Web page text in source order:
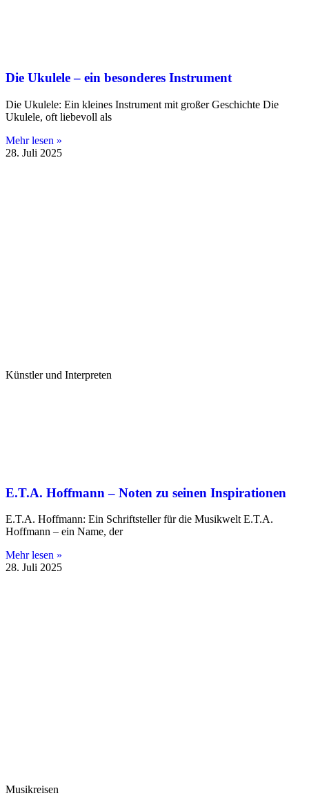
Die Ukulele – ein besonderes Instrument
Die Ukulele: Ein kleines Instrument mit großer Geschichte Die
Ukulele, oft liebevoll als
Mehr lesen »
28. Juli 2025
Künstler und Interpreten
E.T.A. Hoffmann – Noten zu seinen Inspirationen
E.T.A. Hoffmann: Ein Schriftsteller für die Musikwelt E.T.A.
Hoffmann – ein Name, der
Mehr lesen »
28. Juli 2025
Musikreisen